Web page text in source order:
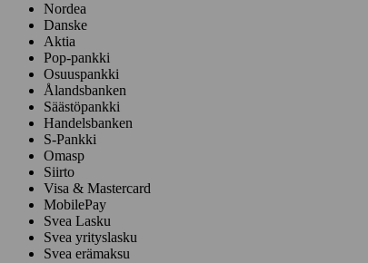
Nordea
Danske
Aktia
Pop-pankki
Osuuspankki
Ålandsbanken
Säästöpankki
Handelsbanken
S-Pankki
Omasp
Siirto
Visa & Mastercard
MobilePay
Svea Lasku
Svea yrityslasku
Svea erämaksu